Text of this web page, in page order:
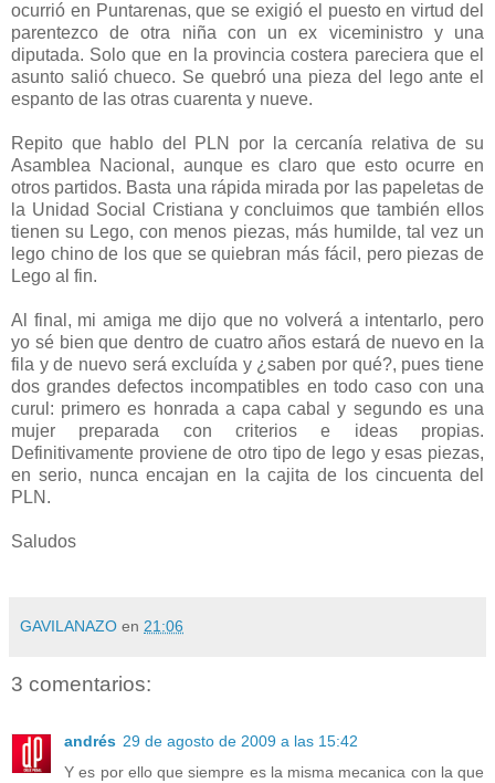
ocurrió en Puntarenas, que se exigió el puesto en virtud del
parentezco de otra niña con un ex viceministro y una
diputada. Solo que en la provincia costera pareciera que el
asunto salió chueco. Se quebró una pieza del lego ante el
espanto de las otras cuarenta y nueve.
Repito que hablo del PLN por la cercanía relativa de su
Asamblea Nacional, aunque es claro que esto ocurre en
otros partidos. Basta una rápida mirada por las papeletas de
la Unidad Social Cristiana y concluimos que también ellos
tienen su Lego, con menos piezas, más humilde, tal vez un
lego chino de los que se quiebran más fácil, pero piezas de
Lego al fin.
Al final, mi amiga me dijo que no volverá a intentarlo, pero
yo sé bien que dentro de cuatro años estará de nuevo en la
fila y de nuevo será excluída y ¿saben por qué?, pues tiene
dos grandes defectos incompatibles en todo caso con una
curul: primero es honrada a capa cabal y segundo es una
mujer preparada con criterios e ideas propias.
Definitivamente proviene de otro tipo de lego y esas piezas,
en serio, nunca encajan en la cajita de los cincuenta del
PLN.
Saludos
GAVILANAZO en 21:06
3 comentarios:
andrés 29 de agosto de 2009 a las 15:42
Y es por ello que siempre es la misma mecanica con la que